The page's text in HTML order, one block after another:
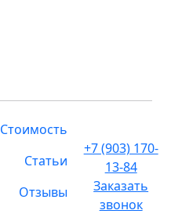
Стоимость
Статьи
Отзывы
+7 (903) 170-
13-84
Заказать
звонок